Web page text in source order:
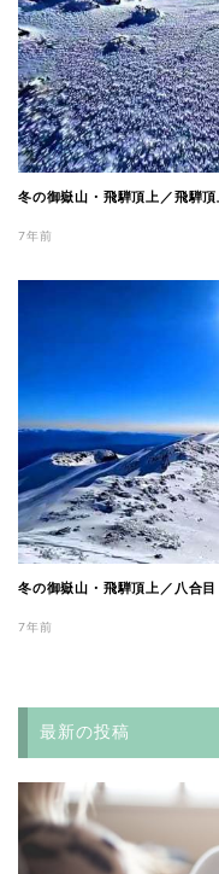
冬の御嶽山・飛騨頂上／飛騨
7年前
冬の御嶽山・飛騨頂上／八合
7年前
最新の投稿